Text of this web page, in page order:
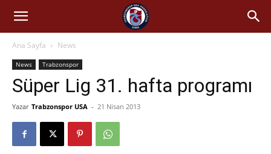
Ana Sayfa News
News Trabzonspor
Süper Lig 31. hafta programı
Yazar Trabzonspor USA - 21 Nisan 2013